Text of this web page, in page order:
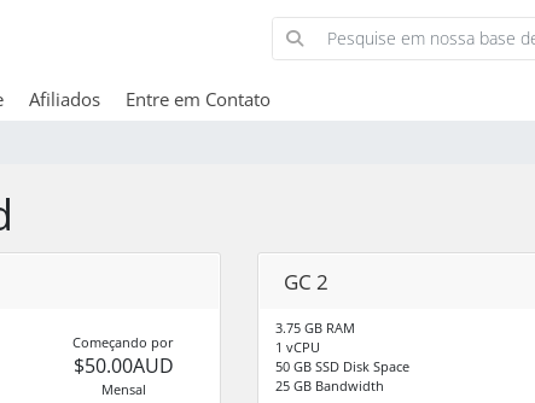
Afiliados Entre em Contato
Começando por
$50.00AUD
Mensal
GC 2
3.75 GB RAM
1 vCPU
50 GB SSD Disk Space
25 GB Bandwidth